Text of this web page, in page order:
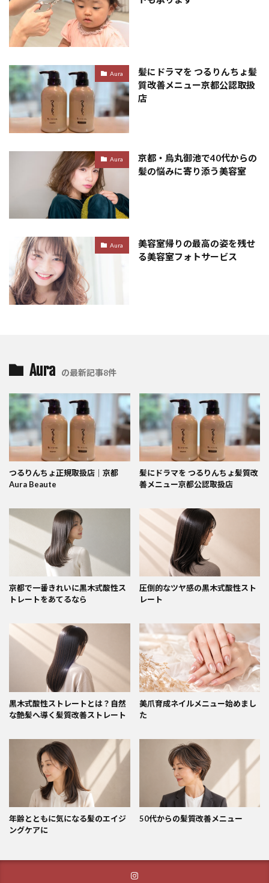
Aura
髪にドラマを つるりんちょ髪
質改善メニュー京都公認取扱
店
Aura
京都・烏丸御池で40代からの
髪の悩みに寄り添う美容室
Aura
美容室帰りの最高の姿を残せ
る美容室フォトサービス
Aura の最新記事8件
つるりんちょ正規取扱店｜京都
Aura Beaute
髪にドラマを つるりんちょ髪質改
善メニュー京都公認取扱店
京都で一番きれいに黒木式酸性ス
トレートをあてるなら
圧倒的なツヤ感の黒木式酸性スト
レート
黒木式酸性ストレートとは？自然
な艶髪へ導く髪質改善ストレート
美爪育成ネイルメニュー始めまし
た
年齢とともに気になる髪のエイジ
ングケアに
50代からの髪質改善メニュー